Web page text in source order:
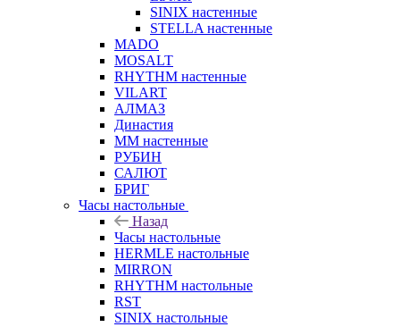
SINIX настенные
STELLA настенные
MADO
MOSALT
RHYTHM настенные
VILART
АЛМАЗ
Династия
ММ настенные
РУБИН
САЛЮТ
БРИГ
Часы настольные
Назад
Часы настольные
HERMLE настольные
MIRRON
RHYTHM настольные
RST
SINIX настольные